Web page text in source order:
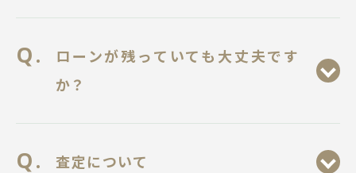
ローンが残っていても大丈夫です
か？
査定について